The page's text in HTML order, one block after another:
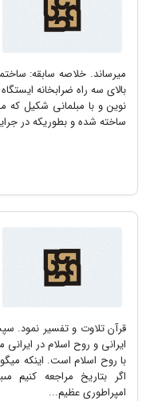
میرساند. خلاصه سابقه:
بالاى سه راه ضرابخانه
نوین و با مبلمانى شکیل که
ساخته شده و بطوریکه در
قرآن تلاوت و تفسیر نمود.
ایرانى و روح اسلام در
با روح اسلام است. اینکه
اگر بتاریخ مراجعه کنیم
امپراطورى عظیم...